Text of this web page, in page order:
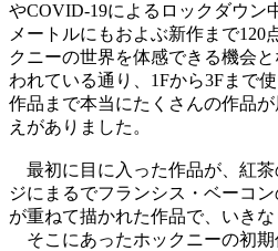
やCOVID-19によるロックダウン
メートルにもおよぶ新作まで120
クニーの世界を体感できる機会
われている通り、1Fから3Fまで
作品まで本当にたくさんの作品
えがありました。
最初に目に入った作品が、紅
ジにまるでフランシス・ベーコ
が重ねて描かれた作品で、いきな
そこにあったホックニーの初期